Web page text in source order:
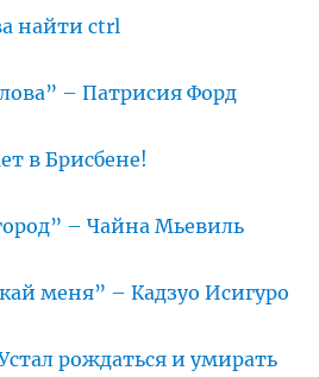
найти ctrl
– Патрисия Форд
в Брисбене!
– Чайна Мьевиль
меня” – Кадзуо Исигуро
рождаться и умирать